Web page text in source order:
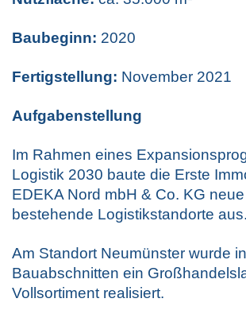
Baubeginn: 2020
Fertigstellung: November 2021
Aufgabenstellung
Im Rahmen eines
Logistik 2030 baute die Erste
EDEKA Nord mbH & Co. KG
bestehende Logistikstandorte aus.
Am Standort Neumünster wurde
Bauabschnitten ein
Vollsortiment realisiert.